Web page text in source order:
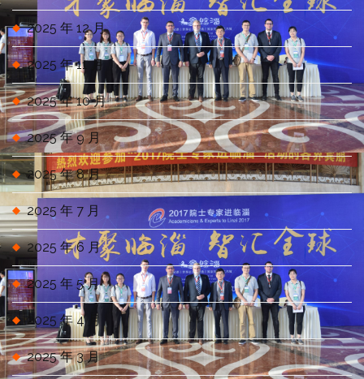
2025 年 12 月
2025 年 11 月
2025 年 10 月
2025 年 9 月
2025 年 8 月
2025 年 7 月
2025 年 6 月
2025 年 5 月
2025 年 4 月
2025 年 3 月